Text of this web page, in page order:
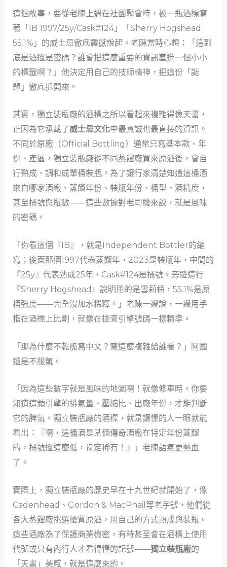
這個故事，要從老陳上週在社團聚會時，被一瓶酒標寫
著「IB 1997/25y/Cask#124」「Sherry Hogshead
55.1%」的威士忌徹底震撼說起。老陳當時心想：「這到
底是酒還是密碼？誰會把這麼重要的資訊塞進一個小小
的標籤啊？」他決定用自己的技師精神，把這份「謎
題」徹底拆開來。
其實，獨立裝瓶廠的酒標之所以看起來複雜得像天書，
正因為它承載了威士忌文化中最真誠也最直接的資訊。
不同於原廠（Official Bottling）通常只寫基本款、年
份、產區，獨立裝瓶廠從不同蒸餾廠買來原酒後，會自
行熟成、調和或單桶裝瓶。為了讓行家清楚知道這桶酒
來自哪家酒廠、蒸餾年份、裝瓶年份、桶型、酒精度，
甚至桶號與瓶數——這些數據對老司機來說，就是風味
的密碼。
「你看這個『IB』，就是Independent Bottler的縮
寫；後面那個1997代表蒸餾年，2023是裝瓶年，中間的
『25y』代表熟成25年，Cask#124是桶號。旁邊這行
『Sherry Hogshead』說明用的是雪莉桶，55.1%是原
桶強度——完全沒加水稀釋。」老陳一邊說，一邊用手
指在酒標上比劃，就像在檢查引擎號碼一樣精準。
「那為什麼不乾脆寫中文？寫這麼複雜給誰看？」阿國
還是不服氣。
「因為這些數字就是風味的地圖啊！就像修車時，你要
知道這顆引擎的排氣量、壓縮比、出廠年份，才能判斷
它的脾氣。獨立裝瓶廠的酒標，就是讓懂的人一眼就能
看出：『啊，這桶酒是某個傳奇酒廠在特定年份蒸餾
的，桶號還這麼低，肯定稀有！』」老陳語氣更熱血
了。
實際上，獨立裝瓶廠的歷史早在十九世紀就開始了，像
Cadenhead、Gordon & MacPhail等老字號，他們從
各大蒸餾廠挑選優質原酒，用自己的方式熟成與裝瓶。
這些酒廠為了保護商業機密，有時甚至會在酒標上使用
代號或只有內行人才看得懂的記號——獨立裝瓶廠的
「天書」美感，就是這麼來的。